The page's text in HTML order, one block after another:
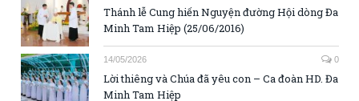
Thánh lễ Cung hiến Nguyện đường Hội dòng Đa
Minh Tam Hiệp (25/06/2016)
14/05/2026 0
Lời thiêng và Chúa đã yêu con – Ca đoàn HD. Đa
Minh Tam Hiệp